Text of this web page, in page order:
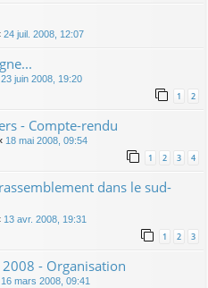
24 juil. 2008, 12:07
23 juin 2008, 19:20
1 2
- Compte-rendu
18 mai 2008, 09:54
1 2 3 4
dans le sud-
13 avr. 2008, 19:31
1 2 3
- Organisation
16 mars 2008, 09:41